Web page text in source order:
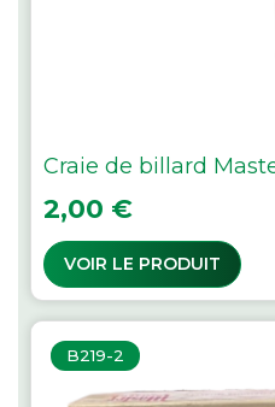
Craie de billard
Prix
2,00 €
VOIR LE PRODUIT
B219-2